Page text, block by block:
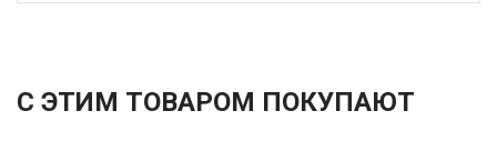
С ЭТИМ ТОВАРОМ ПОКУПАЮТ